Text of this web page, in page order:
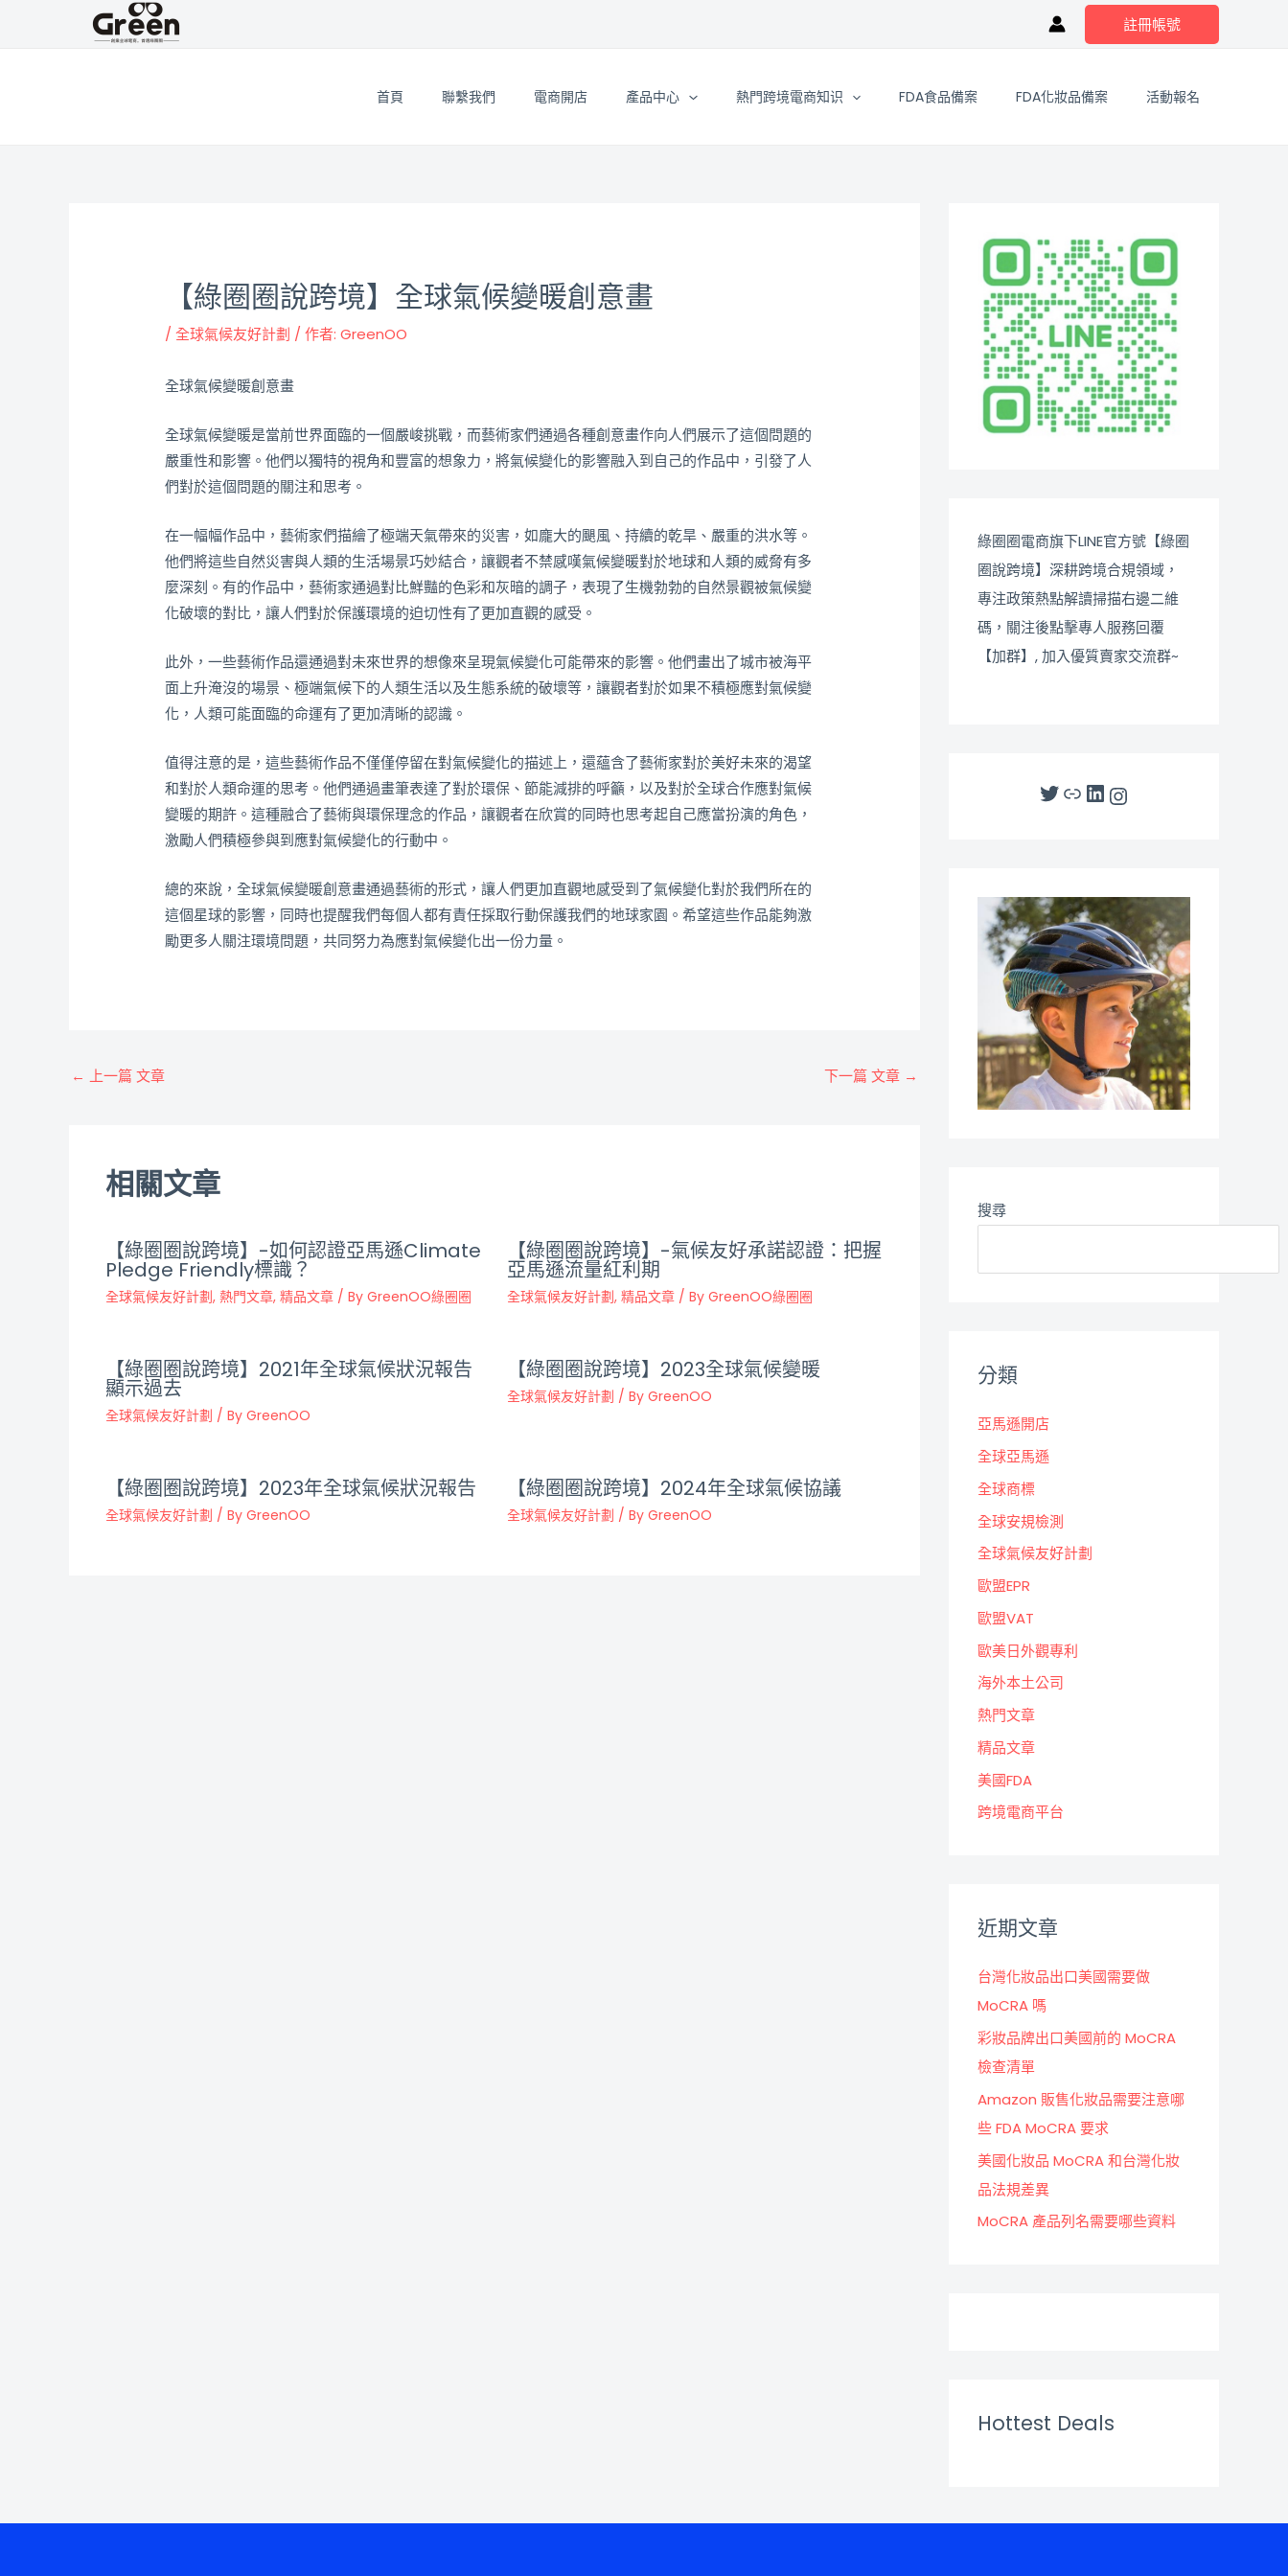
註冊帳號
首頁 聯繫我們 電商開店 產品中心 熱門跨境電商知识 FDA食品備案 FDA化妝品備案 活動報名
【綠圈圈說跨境】全球氣候變暖創意畫
/全球氣候友好計劃 / 作者:GreenOO
全球氣候變暖創意畫
全球氣候變暖是當前世界面臨的一個嚴峻挑戰，而藝術家們通過各種創意畫作向人們展示了這個問題的
嚴重性和影響。他們以獨特的視角和豐富的想象力，將氣候變化的影響融入到自己的作品中，引發了人
們對於這個問題的關注和思考。
在一幅幅作品中，藝術家們描繪了極端天氣帶來的災害，如龐大的颶風、持續的乾旱、嚴重的洪水等。
他們將這些自然災害與人類的生活場景巧妙結合，讓觀者不禁感嘆氣候變暖對於地球和人類的威脅有多
麼深刻。有的作品中，藝術家通過對比鮮豔的色彩和灰暗的調子，表現了生機勃勃的自然景觀被氣候變
化破壞的對比，讓人們對於保護環境的迫切性有了更加直觀的感受。
此外，一些藝術作品還通過對未來世界的想像來呈現氣候變化可能帶來的影響。他們畫出了城市被海平
面上升淹沒的場景、極端氣候下的人類生活以及生態系統的破壞等，讓觀者對於如果不積極應對氣候變
化，人類可能面臨的命運有了更加清晰的認識。
值得注意的是，這些藝術作品不僅僅停留在對氣候變化的描述上，還蘊含了藝術家對於美好未來的渴望
和對於人類命運的思考。他們通過畫筆表達了對於環保、節能減排的呼籲，以及對於全球合作應對氣候
變暖的期許。這種融合了藝術與環保理念的作品，讓觀者在欣賞的同時也思考起自己應當扮演的角色，
激勵人們積極參與到應對氣候變化的行動中。
總的來說，全球氣候變暖創意畫通過藝術的形式，讓人們更加直觀地感受到了氣候變化對於我們所在的
這個星球的影響，同時也提醒我們每個人都有責任採取行動保護我們的地球家園。希望這些作品能夠激
勵更多人關注環境問題，共同努力為應對氣候變化出一份力量。
← 上一篇 文章 下一篇 文章 →
相關文章
【綠圈圈說跨境】-如何認證亞馬遜Climate
Pledge Friendly標識？
全球氣候友好計劃, 熱門文章, 精品文章/ By GreenOO綠圈圈
【綠圈圈說跨境】-氣候友好承諾認證：把握
亞馬遜流量紅利期
全球氣候友好計劃, 精品文章/ By GreenOO綠圈圈
【綠圈圈說跨境】2021年全球氣候狀況報告
顯示過去
全球氣候友好計劃 / By GreenOO
【綠圈圈說跨境】2023全球氣候變暖
全球氣候友好計劃 / By GreenOO
【綠圈圈說跨境】2023年全球氣候狀況報告
全球氣候友好計劃 / By GreenOO
【綠圈圈說跨境】2024年全球氣候協議
全球氣候友好計劃 / By GreenOO
綠圈圈電商旗下LINE官方號【綠圈
圈說跨境】深耕跨境合規領域，
專注政策熱點解讀掃描右邊二維
碼，關注後點擊專人服務回覆
【加群】, 加入優質賣家交流群~
搜尋
分類
亞馬遜開店
全球亞馬遜
全球商標
全球安規檢測
全球氣候友好計劃
歐盟EPR
歐盟VAT
歐美日外觀專利
海外本土公司
熱門文章
精品文章
美國FDA
跨境電商平台
近期文章
台灣化妝品出口美國需要做
MoCRA 嗎
彩妝品牌出口美國前的 MoCRA
檢查清單
Amazon 販售化妝品需要注意哪
些 FDA MoCRA 要求
美國化妝品 MoCRA 和台灣化妝
品法規差異
MoCRA 產品列名需要哪些資料
Hottest Deals